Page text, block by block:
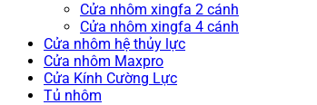
Cửa nhôm xingfa 2 cánh
Cửa nhôm xingfa 4 cánh
Cửa nhôm hệ thủy lực
Cửa nhôm Maxpro
Cửa Kính Cường Lực
Tủ nhôm